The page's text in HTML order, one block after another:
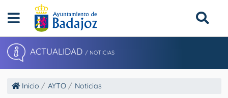
ACTUALIDAD / NOTICIAS
Inicio AYTO Noticias